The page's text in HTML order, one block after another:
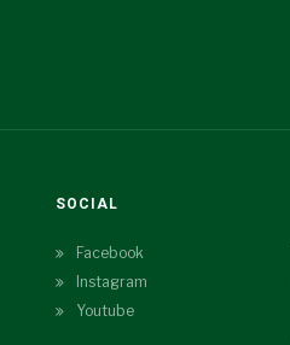
SOCIAL
Facebook
Instagram
Youtube